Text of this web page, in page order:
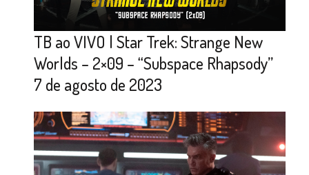
TB ao VIVO | Star Trek: Strange New
Worlds – 2×09 – “Subspace Rhapsody”
7 de agosto de 2023